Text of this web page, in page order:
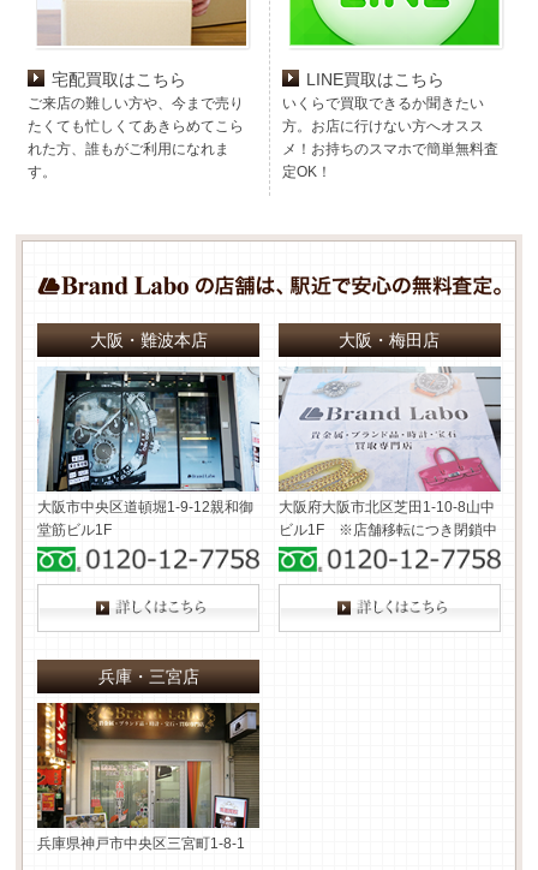
宅配買取はこちら
ご来店の難しい方や、今まで売り
たくても忙しくてあきらめてこら
れた方、誰もがご利用になれま
す。
LINE買取はこちら
いくらで買取できるか聞きたい
方。お店に行けない方へオスス
メ！お持ちのスマホで簡単無料査
定OK！
大阪・難波本店
大阪市中央区道頓堀1-9-12親和御
堂筋ビル1F
大阪・梅田店
大阪府大阪市北区芝田1-10-8山中
ビル1F ※店舗移転につき閉鎖中
兵庫・三宮店
兵庫県神戸市中央区三宮町1-8-1